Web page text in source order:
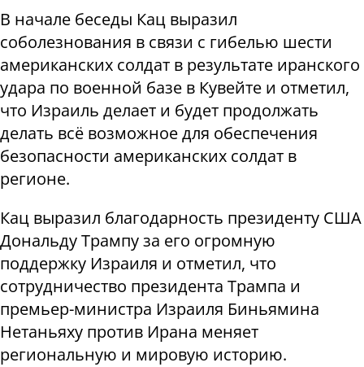
В начале беседы Кац выразил
соболезнования в связи с гибелью шести
американских солдат в результате иранского
удара по военной базе в Кувейте и отметил,
что Израиль делает и будет продолжать
делать всё возможное для обеспечения
безопасности американских солдат в
регионе.
Кац выразил благодарность президенту США
Дональду Трампу за его огромную
поддержку Израиля и отметил, что
сотрудничество президента Трампа и
премьер-министра Израиля Биньямина
Нетаньяху против Ирана меняет
региональную и мировую историю.